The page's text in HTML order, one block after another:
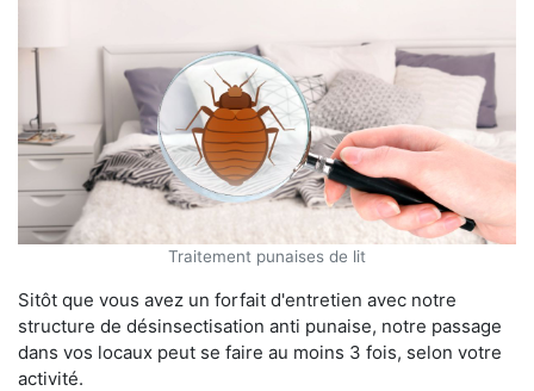
Traitement punaises de lit
Sitôt que vous avez un forfait d'entretien avec notre
structure de désinsectisation anti punaise, notre passage
dans vos locaux peut se faire au moins 3 fois, selon votre
activité.